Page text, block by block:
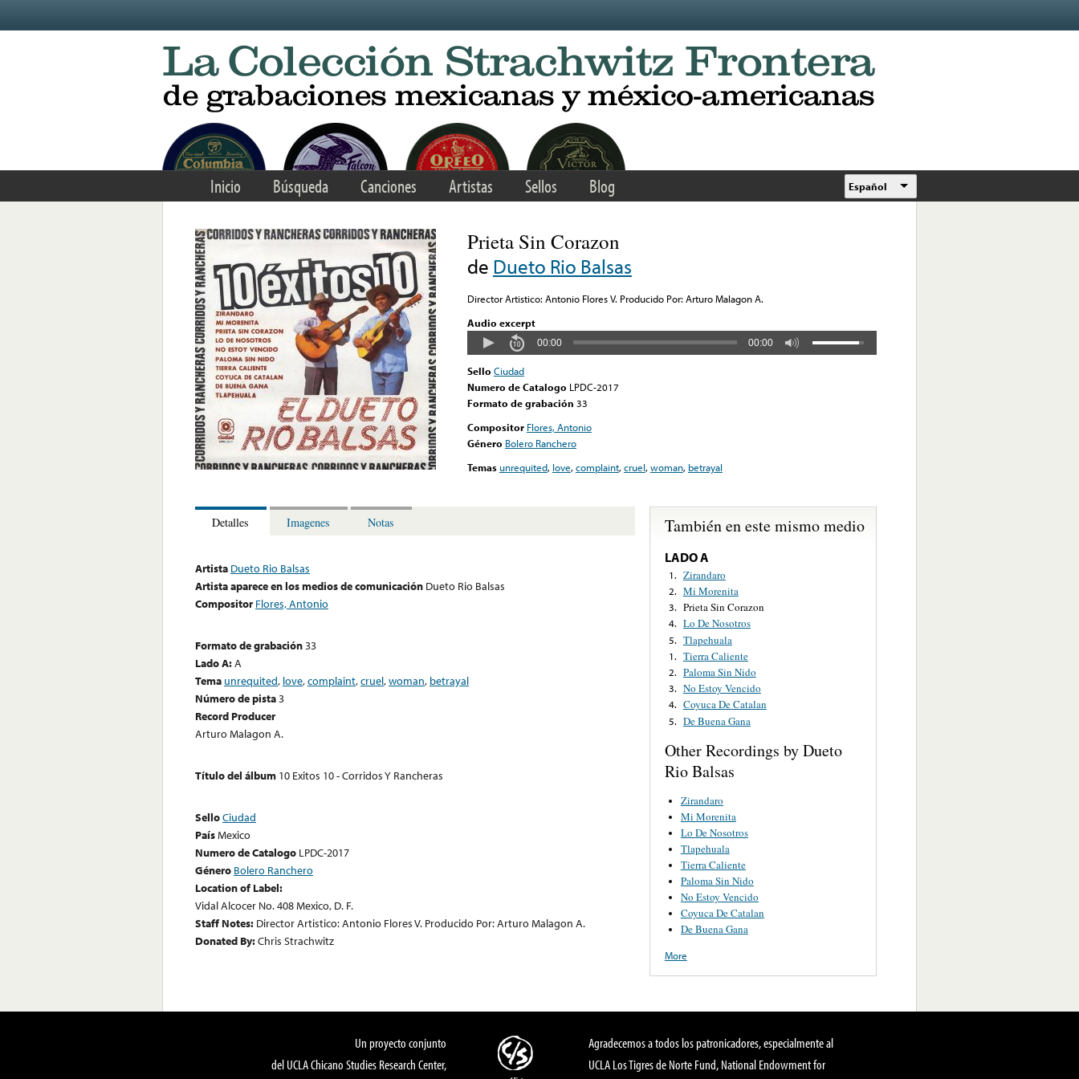
Inicio Búsqueda Canciones Artistas Sellos Blog Español
Prieta Sin Corazon
de Dueto Rio Balsas
Director Artistico: Antonio Flores V. Producido Por: Arturo Malagon A.
Audio excerpt
00:00 00:00
Sello Ciudad
Numero de Catalogo LPDC-2017
Formato de grabación 33
Compositor Flores, Antonio
Género Bolero Ranchero
Temasunrequited, love,complaint,cruel,woman, betrayal
Detalles Imagenes Notas
Artista Dueto Rio Balsas
Artista aparece en los medios de comunicación Dueto Rio Balsas
Compositor Flores, Antonio
Formato de grabación33
Lado A:A
Tema unrequited, love,complaint,cruel,woman, betrayal
Número de pista3
Record Producer
Arturo Malagon A.
Título del álbum 10 Exitos 10 - Corridos Y Rancheras
SelloCiudad
PaísMexico
Numero de Catalogo LPDC-2017
Género Bolero Ranchero
Location of Label:
Vidal Alcocer No. 408 Mexico, D. F.
Staff Notes: Director Artistico: Antonio Flores V. Producido Por: Arturo Malagon A.
Donated By:Chris Strachwitz
También en este mismo medio
LADO A
1. Zirandaro
2. Mi Morenita
3. Prieta Sin Corazon
4. Lo De Nosotros
5. Tlapehuala
1. Tierra Caliente
2. Paloma Sin Nido
3. No Estoy Vencido
4. Coyuca De Catalan
5. De Buena Gana
Other Recordings by Dueto
Rio Balsas
Zirandaro
Mi Morenita
Lo De Nosotros
Tlapehuala
Tierra Caliente
Paloma Sin Nido
No Estoy Vencido
Coyuca De Catalan
De Buena Gana
More
Un proyecto conjunto
del UCLA Chicano Studies Research Center,
Agradecemos a todos los patronicadores, especialmente al
UCLA Los Tigres de Norte Fund, National Endowment for